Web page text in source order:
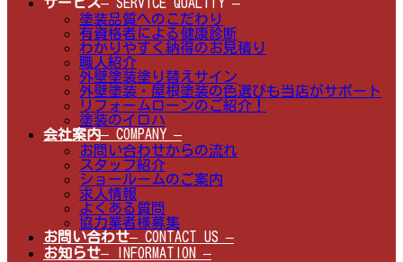
サービス– SERVICE QUALITY –
塗装品質へのこだわり
有資格者による健康診断
わかりやすく納得のお見積り
職人紹介
外壁塗装塗り替えサイン
外壁塗装・屋根塗装の色選びも当店がサポート
リフォームローンのご紹介！
塗装のイロハ
会社案内– COMPANY –
お問い合わせからの流れ
スタッフ紹介
ショールームのご案内
求人情報
よくある質問
協力業者様募集
お問い合わせ– CONTACT US –
お知らせ– INFORMATION –